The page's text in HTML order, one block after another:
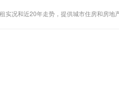
实况和近20年走势，提供城市住房和房